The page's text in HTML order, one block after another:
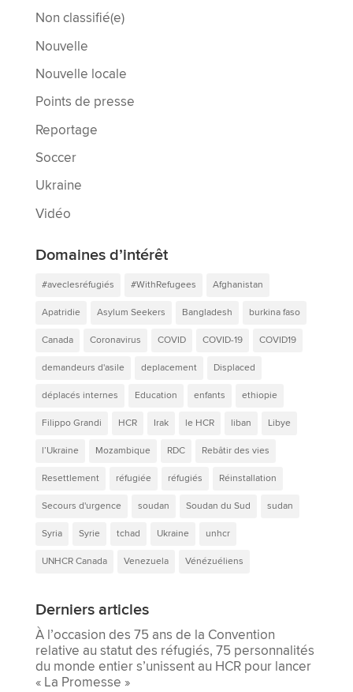
Non classifié(e)
Nouvelle
Nouvelle locale
Points de presse
Reportage
Soccer
Ukraine
Vidéo
Domaines d’intérêt
#aveclesréfugiés #WithRefugees Afghanistan
Apatridie Asylum Seekers Bangladesh burkina faso
Canada Coronavirus COVID COVID-19 COVID19
demandeurs d'asile deplacement Displaced
déplacés internes Education enfants ethiopie
Filippo Grandi HCR Irak le HCR liban Libye
l’Ukraine Mozambique RDC Rebâtir des vies
Resettlement réfugiée réfugiés Réinstallation
Secours d'urgence soudan Soudan du Sud sudan
Syria Syrie tchad Ukraine unhcr
UNHCR Canada Venezuela Vénézuéliens
Derniers articles
À l’occasion des 75 ans de la Convention
relative au statut des réfugiés, 75 personnalités
du monde entier s’unissent au HCR pour lancer
« La Promesse »